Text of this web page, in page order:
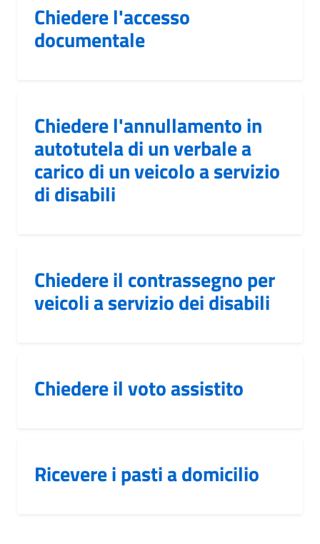
Chiedere l'accesso
documentale
Chiedere l'annullamento in
autotutela di un verbale a
carico di un veicolo a servizio
di disabili
Chiedere il contrassegno per
veicoli a servizio dei disabili
Chiedere il voto assistito
Ricevere i pasti a domicilio